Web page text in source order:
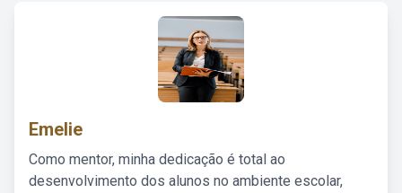
Emelie
Como mentor, minha dedicação é total ao
desenvolvimento dos alunos no ambiente escolar,